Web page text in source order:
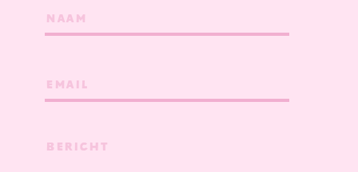
BERICHT